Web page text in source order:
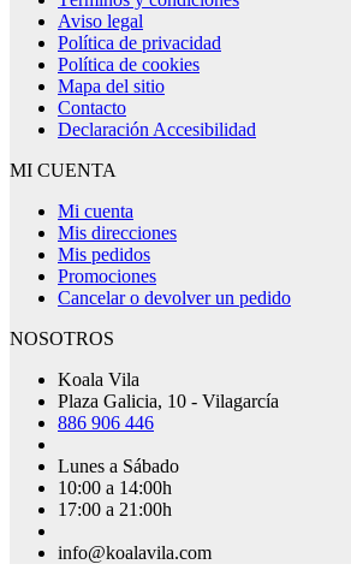
Aviso legal
Política de privacidad
Política de cookies
Mapa del sitio
Contacto
Declaración Accesibilidad
MI CUENTA
Mi cuenta
Mis direcciones
Mis pedidos
Promociones
Cancelar o devolver un pedido
NOSOTROS
Koala Vila
Plaza Galicia, 10 - Vilagarcía
886 906 446
Lunes a Sábado
10:00 a 14:00h
17:00 a 21:00h
info@koalavila.com